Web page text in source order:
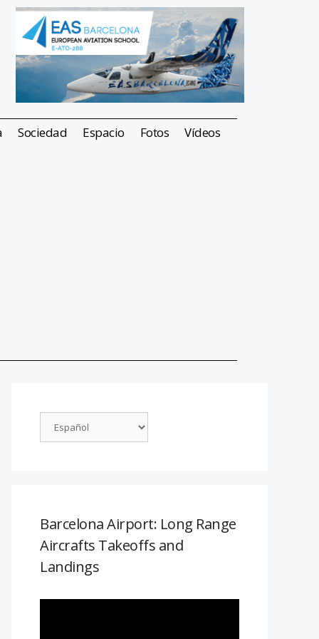
Sociedad Espacio Fotos Vídeos
Barcelona Airport: Long Range
Aircrafts Takeoffs and
Landings